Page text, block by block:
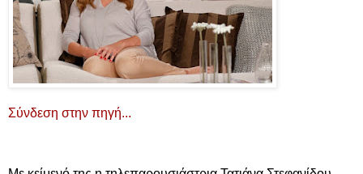
Σύνδεση στην πηγή...